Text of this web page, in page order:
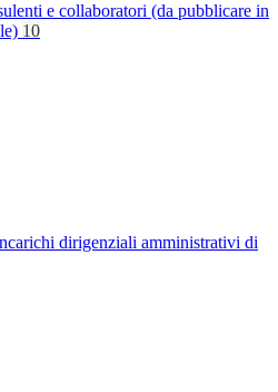
e collaboratori (da pubblicare in
10
dirigenziali amministrativi di